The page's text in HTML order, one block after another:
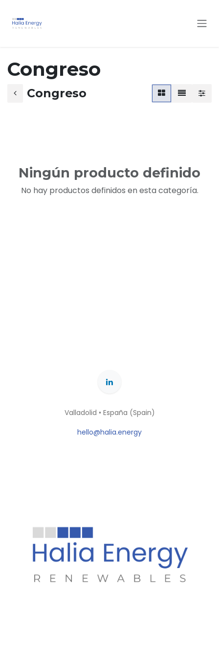
Congreso
Congreso
Ningún producto definido
No hay productos definidos en esta categoría.
Valladolid • España (Spain)
hello@halia.energy